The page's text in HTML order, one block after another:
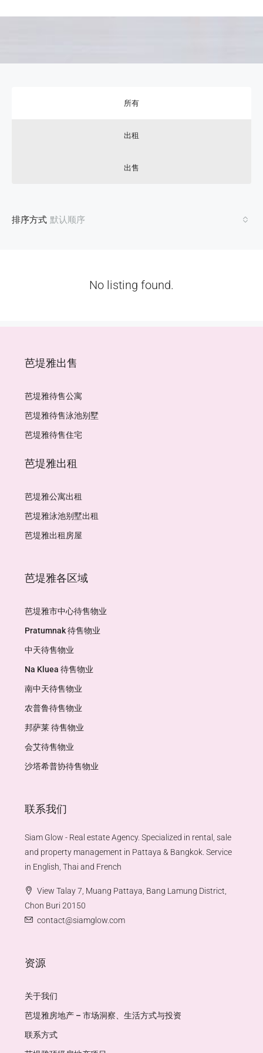
所有
出租
出售
排序方式 默认顺序
No listing found.
芭堤雅出售
芭堤雅待售公寓
芭堤雅待售泳池别墅
芭堤雅待售住宅
芭堤雅出租
芭堤雅公寓出租
芭堤雅泳池别墅出租
芭堤雅出租房屋
芭堤雅各区域
芭堤雅市中心待售物业
Pratumnak 待售物业
中天待售物业
Na Kluea 待售物业
南中天待售物业
农普鲁待售物业
邦萨莱 待售物业
会艾待售物业
沙塔希普协待售物业
联系我们
Siam Glow - Real estate Agency. Specialized in rental, sale
and property management in Pattaya & Bangkok. Service
in English, Thai and French
View Talay 7, Muang Pattaya, Bang Lamung District,
Chon Buri 20150
contact@siamglow.com
资源
关于我们
芭堤雅房地产 – 市场洞察、生活方式与投资
联系方式